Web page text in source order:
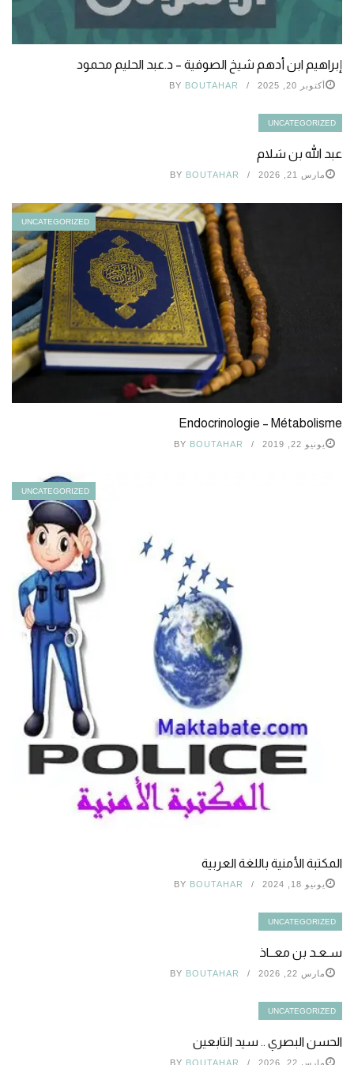
إبراهيم ابن أدهم شيخ الصوفية – د.عبد الحليم محمود
أكتوبر 20, 2025 BY BOUTAHAR
UNCATEGORIZED
عبد الله بن سَلام
مارس 21, 2026 BY BOUTAHAR
UNCATEGORIZED
Endocrinologie – Métabolisme
يونيو 22, 2019 BY BOUTAHAR
UNCATEGORIZED
المكتبة الأمنية باللغة العربية
يونيو 18, 2024 BY BOUTAHAR
UNCATEGORIZED
سـعـد بن معــاذ
مارس 22, 2026 BY BOUTAHAR
UNCATEGORIZED
الحسن البصري .. سيد التابعين
مارس 22, 2026 BY BOUTAHAR